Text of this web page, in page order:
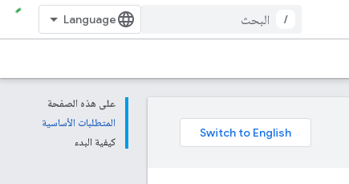
/
على هذه الصفحة
المتطلبات الأساسية
كيفية البدء